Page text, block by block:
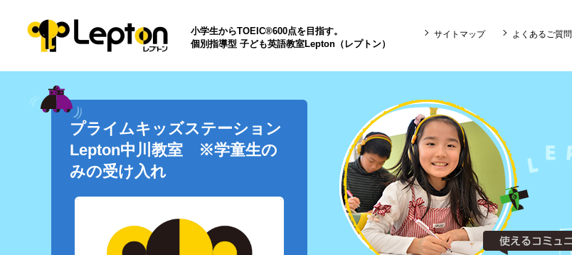
小学生からTOEIC®600点を目指す。
個別指導型 子ども英語教室Lepton（レプトン）
サイトマップ よくあるご質問
プライムキッズステーション
Lepton中川教室 ※学童生の
みの受け入れ